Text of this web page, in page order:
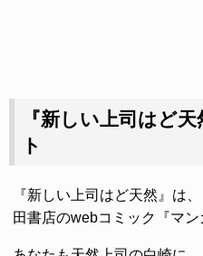
『新しい上司はど
ト
『新しい上司はど天然』は
田書店のwebコミック『マン